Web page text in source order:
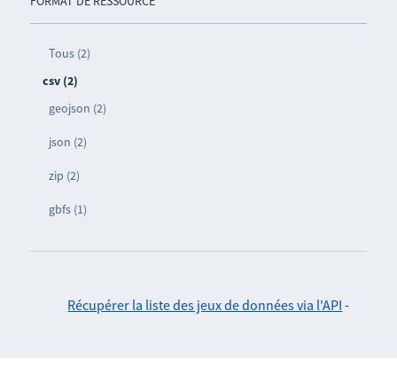
Tous (2)
csv (2)
geojson (2)
json (2)
zip (2)
gbfs (1)
Récupérer la liste des jeux de données via l'API -